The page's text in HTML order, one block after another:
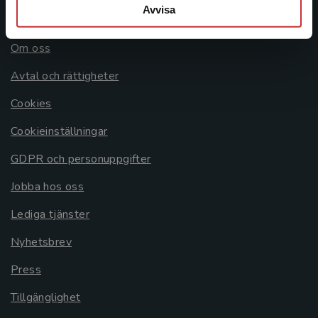
Avvisa
Om oss
Avtal och rättigheter
Cookies
Cookieinställningar
GDPR och personuppgifter
Jobba hos oss
Lediga tjänster
Nyhetsbrev
Press
Tillgänglighet